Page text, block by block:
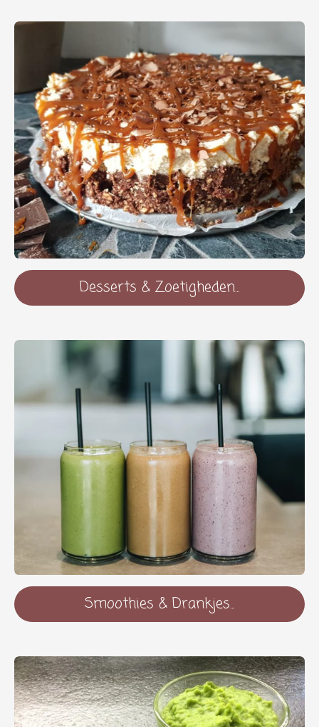
Desserts & Zoetigheden...
Smoothies & Drankjes...